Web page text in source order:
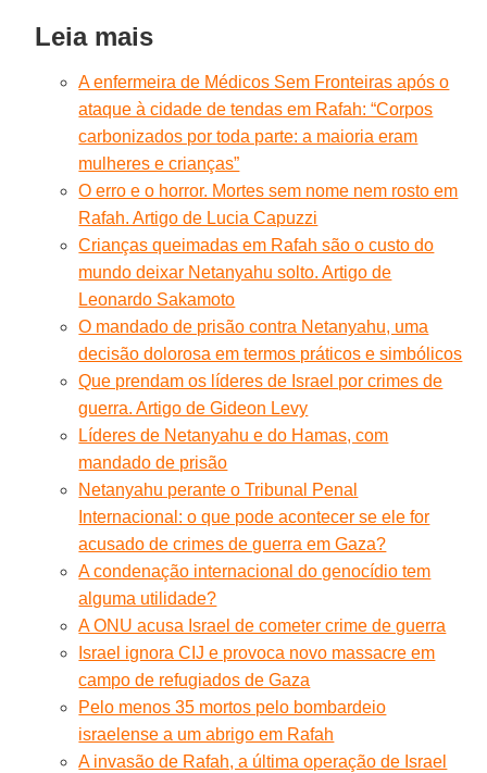
Leia mais
A enfermeira de Médicos Sem Fronteiras após o
ataque à cidade de tendas em Rafah: “Corpos
carbonizados por toda parte: a maioria eram
mulheres e crianças”
O erro e o horror. Mortes sem nome nem rosto em
Rafah. Artigo de Lucia Capuzzi
Crianças queimadas em Rafah são o custo do
mundo deixar Netanyahu solto. Artigo de
Leonardo Sakamoto
O mandado de prisão contra Netanyahu, uma
decisão dolorosa em termos práticos e simbólicos
Que prendam os líderes de Israel por crimes de
guerra. Artigo de Gideon Levy
Líderes de Netanyahu e do Hamas, com
mandado de prisão
Netanyahu perante o Tribunal Penal
Internacional: o que pode acontecer se ele for
acusado de crimes de guerra em Gaza?
A condenação internacional do genocídio tem
alguma utilidade?
A ONU acusa Israel de cometer crime de guerra
Israel ignora CIJ e provoca novo massacre em
campo de refugiados de Gaza
Pelo menos 35 mortos pelo bombardeio
israelense a um abrigo em Rafah
A invasão de Rafah, a última operação de Israel